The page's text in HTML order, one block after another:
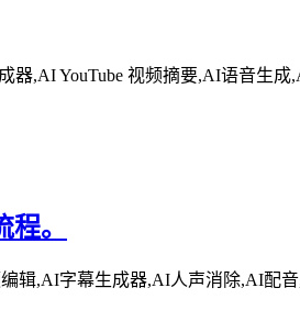
,AI YouTube 视频摘要,AI语音生成
。
辑,AI字幕生成器,AI人声消除,AI配